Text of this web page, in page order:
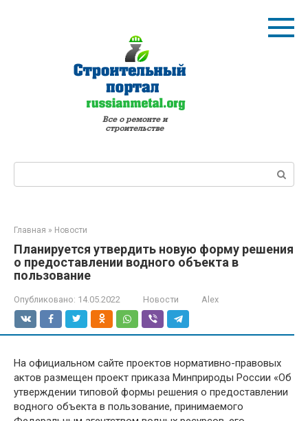
Поиск:
Главная » Новости
Планируется утвердить новую форму решения
о предоставлении водного объекта в
пользование
Опубликовано: 14.05.2022 Новости Alex
На официальном сайте проектов нормативно-правовых
актов размещен проект приказа Минприроды России «Об
утверждении типовой формы решения о предоставлении
водного объекта в пользование, принимаемого